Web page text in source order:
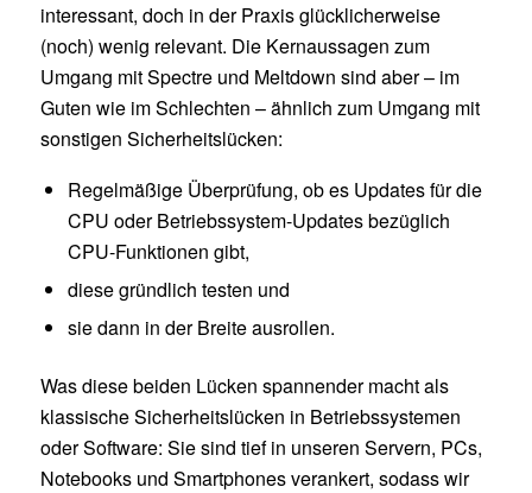
interessant, doch in der Praxis glücklicherweise
(noch) wenig relevant. Die Kernaussagen zum
Umgang mit Spectre und Meltdown sind aber – im
Guten wie im Schlechten – ähnlich zum Umgang mit
sonstigen Sicherheitslücken:
Regelmäßige Überprüfung, ob es Updates für die
CPU oder Betriebssystem-Updates bezüglich
CPU-Funktionen gibt,
diese gründlich testen und
sie dann in der Breite ausrollen.
Was diese beiden Lücken spannender macht als
klassische Sicherheitslücken in Betriebssystemen
oder Software: Sie sind tief in unseren Servern, PCs,
Notebooks und Smartphones verankert, sodass wir